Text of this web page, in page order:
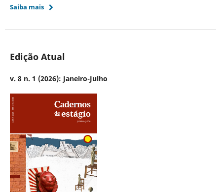
Saiba mais
Edição Atual
v. 8 n. 1 (2026): Janeiro-Julho